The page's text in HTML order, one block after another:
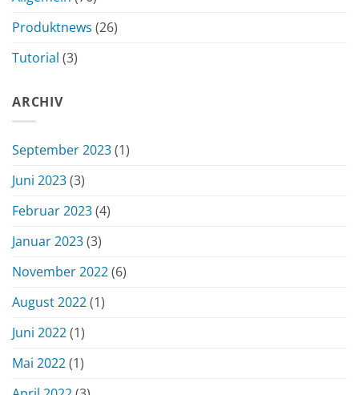
Produktnews (26)
Tutorial (3)
ARCHIV
September 2023(1)
Juni 2023(3)
Februar 2023(4)
Januar 2023(3)
November 2022(6)
August 2022(1)
Juni 2022(1)
Mai 2022(1)